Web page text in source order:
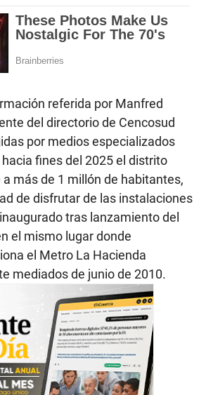
referida por Manfred
del directorio de Cencosud
por medios especializados
fines del 2025 el distrito
a más de 1 millón de habitantes,
de disfrutar de las instalaciones
tras lanzamiento del
el mismo lugar donde
el Metro La Hacienda
mediados de junio de 2010.